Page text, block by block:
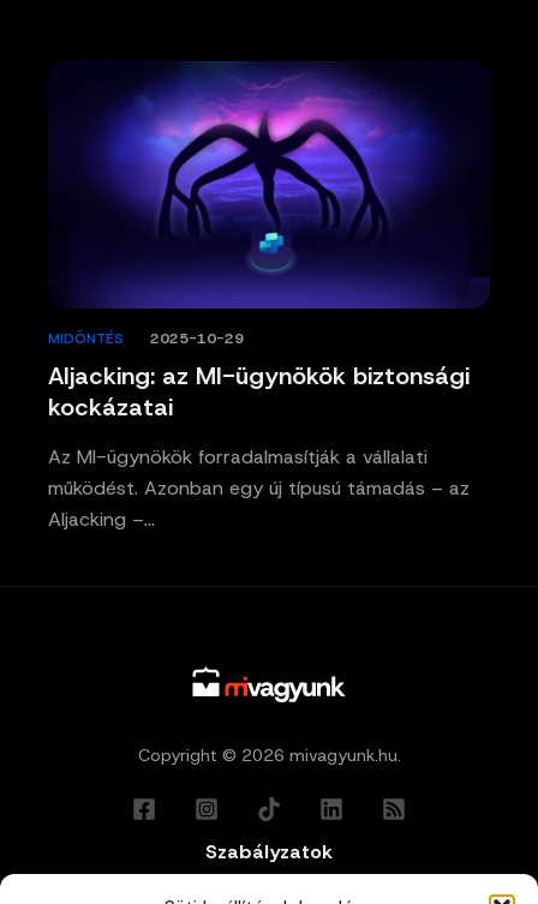
AIjacking: az MI-ügynökök biztonsági
kockázatai
MIDÖNTÉS 2025-10-29
Az MI-ügynökök forradalmasítják a vállalati
működést. Azonban egy új típusú támadás – az
AIjacking –…
Copyright © 2026 mivagyunk.hu.
Szabályzatok